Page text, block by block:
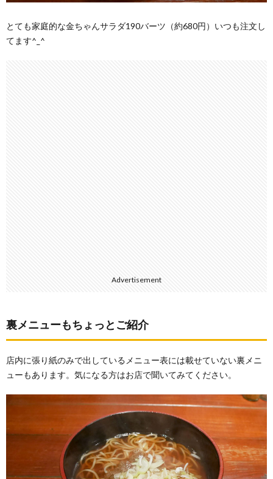
とても家庭的な金ちゃんサラダ190バーツ（約680円）いつも注文し
てます^_^
Advertisement
裏メニューもちょっとご紹介
店内に張り紙のみで出しているメニュー表には載せていない裏メニ
ューもあります。気になる方はお店で聞いてみてください。